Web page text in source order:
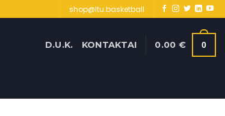
shop@ltu.basketball
D.U.K. KONTAKTAI 0.00 € 0